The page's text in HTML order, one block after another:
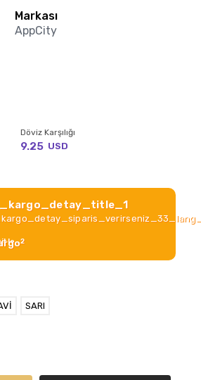
Markası
AppCity
Döviz Karşılığı
9.25 USD
SARI